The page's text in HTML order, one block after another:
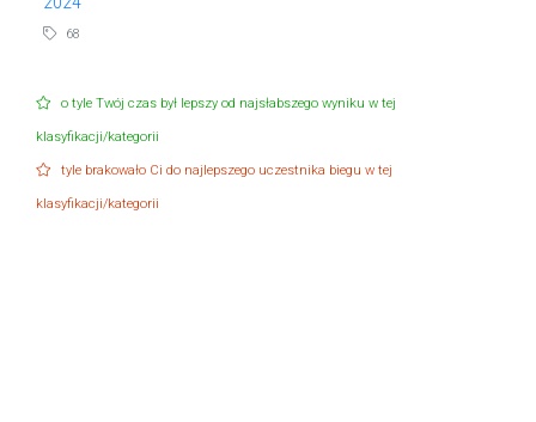
68
o tyle Twój czas był lepszy od najsłabszego wyniku w tej
klasyfikacji/kategorii
tyle brakowało Ci do najlepszego uczestnika biegu w tej
klasyfikacji/kategorii